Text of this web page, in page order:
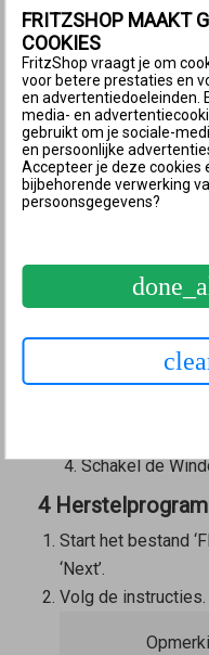
Schakel de
Windows 8
Druk de
en klik in het
Selecteer
vervolgens
Windows 7
Klik in Windows
Selecteer
optie ‘Categorie’
Schakel de
4
Start het bestand
‘Next’.
Volg de instructies.
FRITZSHOP MAAKT
COOKIES
FritzShop vraagt je om
voor betere prestaties en
en advertentiedoeleinden.
media- en
gebruikt om je sociale-
en persoonlijke
Accepteer je deze cookies
bijbehorende verwerking
persoonsgegevens?